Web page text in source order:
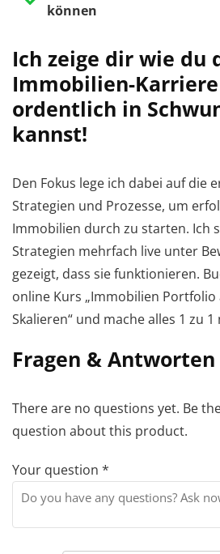
können
Ich zeige dir wie du
Immobilien-
ordentlich in
kannst!
Den Fokus lege ich dabei auf die
Strategien und Prozesse, um
Immobilien durch zu starten. Ich
Strategien mehrfach live unter
gezeigt, dass sie funktionieren.
online Kurs „Immobilien
Skalieren“ und mache alles 1 zu 1
Fragen & Antworten
There are no questions yet. Be
question about this product.
Your question *